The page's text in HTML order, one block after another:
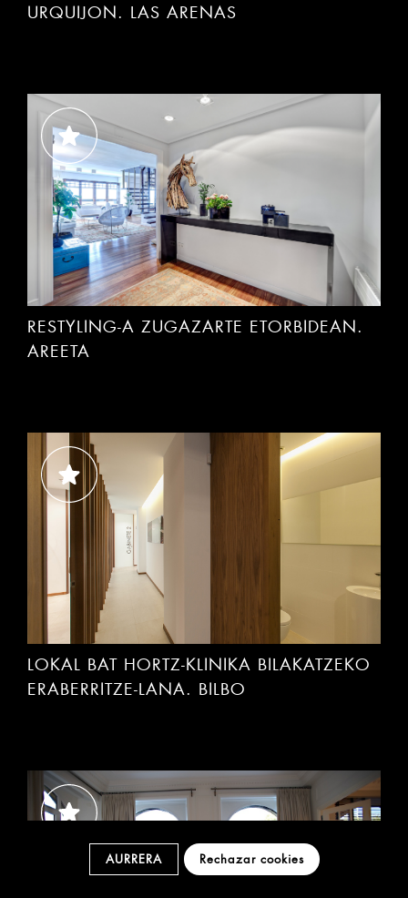
AURRERA Rechazar cookies
URQUIJON. LAS ARENAS
RESTYLING-A ZUGAZARTE ETORBIDEAN.
AREETA
LOKAL BAT HORTZ-KLINIKA BILAKATZEKO
ERABERRITZE-LANA. BILBO